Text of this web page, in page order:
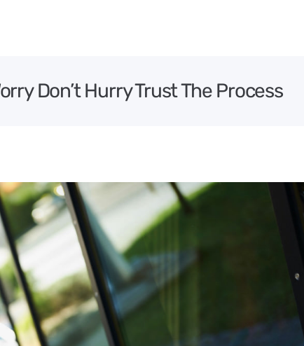
Don’t Hurry Trust The Process